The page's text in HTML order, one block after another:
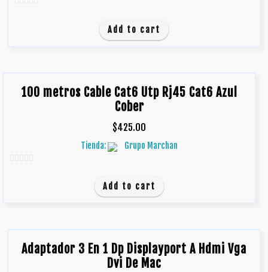
Add to cart
100 metros Cable Cat6 Utp Rj45 Cat6 Azul
Cober
$425.00
Tienda: Grupo Marchan
Add to cart
Adaptador 3 En 1 Dp Displayport A Hdmi Vga
Dvi De Mac